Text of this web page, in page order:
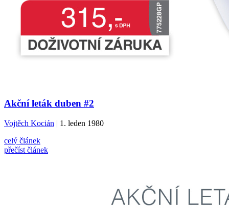
Akční leták duben #2
Vojtěch Kocián | 1. leden 1980
celý článek
přečíst článek